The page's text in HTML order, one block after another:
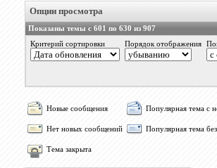
Опции просмотра
Показаны темы с 601 по 630 из 907
Критерий сортировки
Порядок отображения
Новые сообщения Популярная тема с
Нет новых сообщений Популярная тема
Тема закрыта